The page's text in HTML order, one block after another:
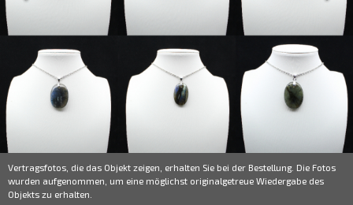
Vertragsfotos, die das Objekt zeigen, erhalten Sie bei der Bestellung. Die Fotos
wurden aufgenommen, um eine möglichst originalgetreue Wiedergabe des
Objekts zu erhalten.